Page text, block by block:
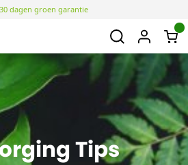
30 dagen groen garantie
Tips